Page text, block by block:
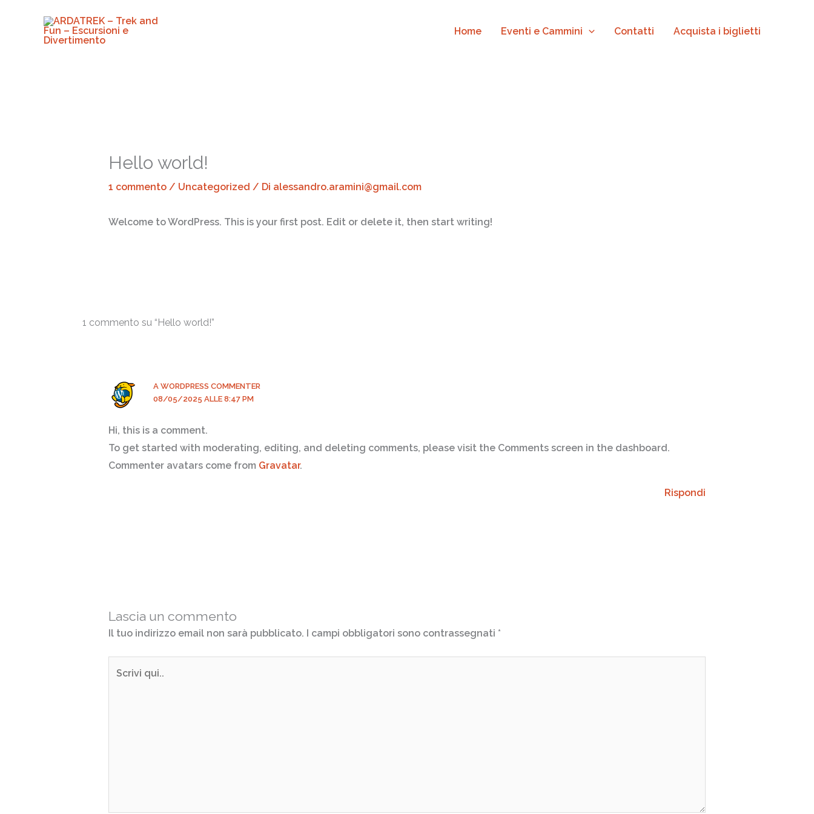
contenuto
Home Eventi e Cammini Contatti Acquista i biglietti
Hello world!
1 commento / Uncategorized / Di alessandro.aramini@gmail.com
Welcome to WordPress. This is your first post. Edit or delete it, then start writing!
1 commento su “Hello world!”
A WORDPRESS COMMENTER
08/05/2025 ALLE 8:47 PM
Hi, this is a comment.
To get started with moderating, editing, and deleting comments, please visit the Comments screen in the dashboard.
Commenter avatars come from Gravatar.
Rispondi
Lascia un commento
Il tuo indirizzo email non sarà pubblicato. I campi obbligatori sono contrassegnati *